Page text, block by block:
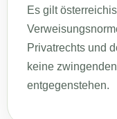
Es gilt
Privatrechts und
keine
entgegenstehen.